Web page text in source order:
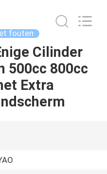
fouten
Cilinder
500cc 800cc
Extra